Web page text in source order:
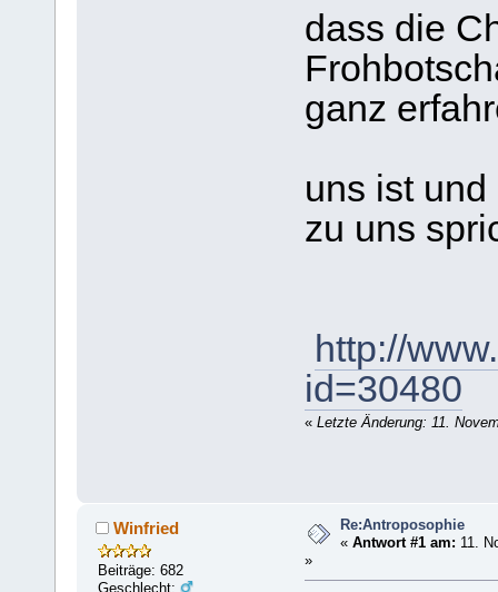
dass die
ganz
uns ist
zu uns
http://
id=30480
« Letzte Änderung: 11.
Winfried
Beiträge: 682
Geschlecht:
Re:Antroposophie
«Antwort #1 am: 11.
»